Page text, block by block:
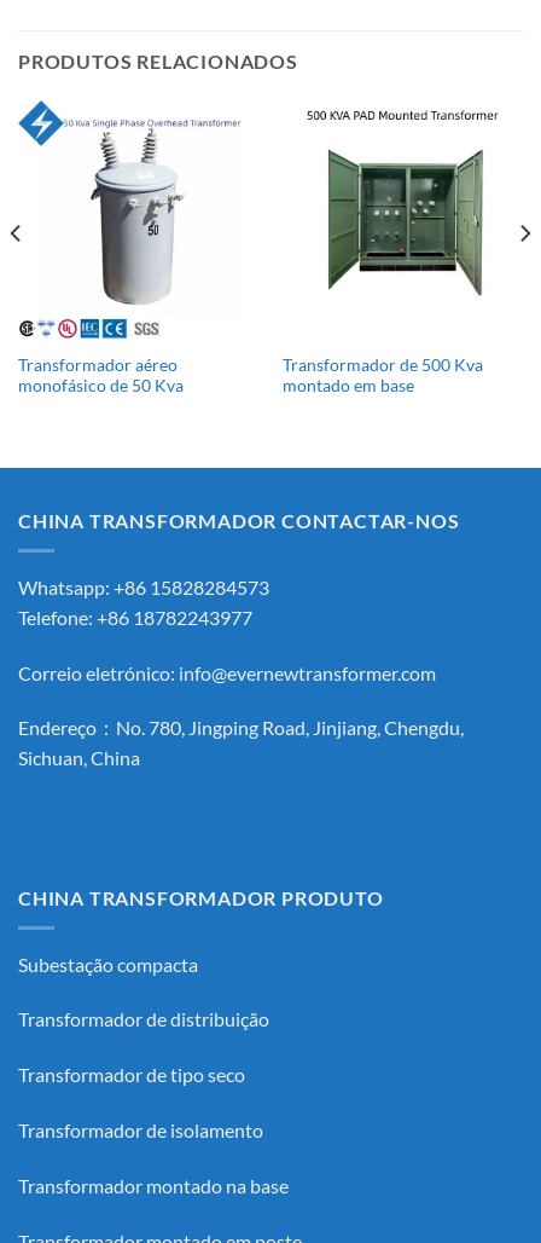
PRODUTOS RELACIONADOS
Transformador aéreo
monofásico de 50 Kva
Transformador de 500 Kva
montado em base
CHINA TRANSFORMADOR CONTACTAR-NOS
Whatsapp: +86 15828284573
Telefone: +86 18782243977
Correio eletrónico: info@evernewtransformer.com
Endereço：No. 780, Jingping Road, Jinjiang, Chengdu,
Sichuan, China
CHINA TRANSFORMADOR PRODUTO
Subestação compacta
Transformador de distribuição
Transformador de tipo seco
Transformador de isolamento
Transformador montado na base